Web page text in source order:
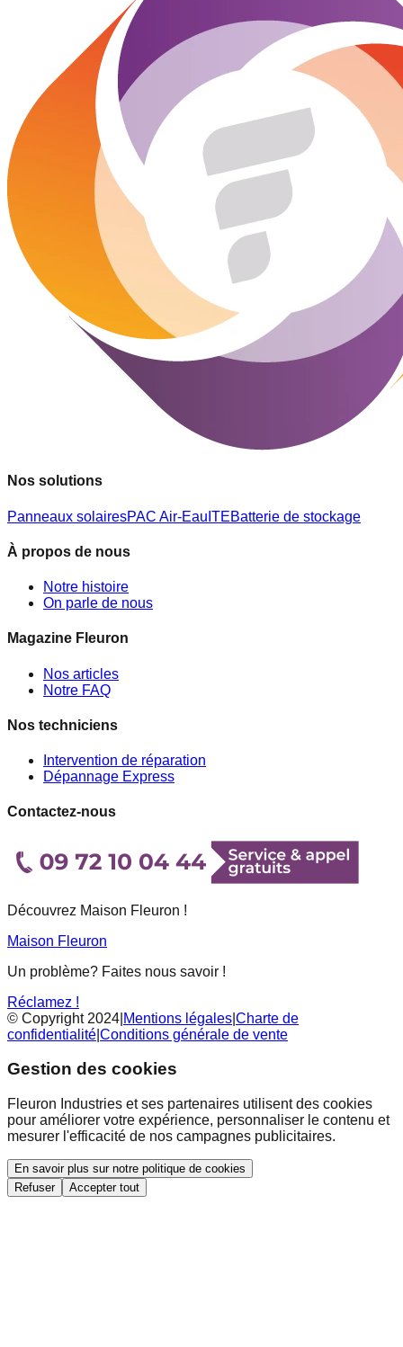
Nos solutions
Panneaux solairesPAC Air-Eau ITEBatterie de stockage
À propos de nous
Notre histoire
On parle de nous
Magazine Fleuron
Nos articles
Notre FAQ
Nos techniciens
Intervention de réparation
Dépannage Express
Contactez-nous
Découvrez Maison Fleuron !
Maison Fleuron
Un problème? Faites nous savoir !
Réclamez !
© Copyright 2024 Mentions légales Charte de
confidentialité Conditions générale de vente
Gestion des cookies
Fleuron Industries et ses partenaires utilisent des cookies
pour améliorer votre expérience, personnaliser le contenu et
mesurer l'efficacité de nos campagnes publicitaires.
En savoir plus sur notre politique de cookies
Refuser
Accepter tout